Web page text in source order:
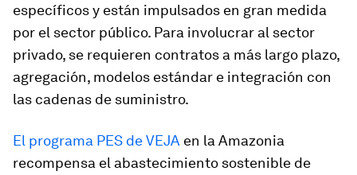
específicos y están impulsados en gran medida
por el sector público. Para involucrar al sector
privado, se requieren contratos a más largo plazo,
agregación, modelos estándar e integración con
las cadenas de suministro.
El programa PES de VEJA en la Amazonia
recompensa el abastecimiento sostenible de